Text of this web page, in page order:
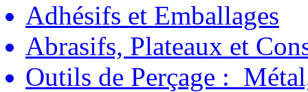
Adhésifs et Emballages
Abrasifs, Plateaux et
Outils de Perçage :